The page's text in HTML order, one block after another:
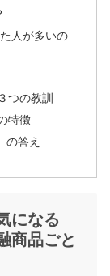
人が多いの
つの教訓
特徴
の答え
になる
商品ごと